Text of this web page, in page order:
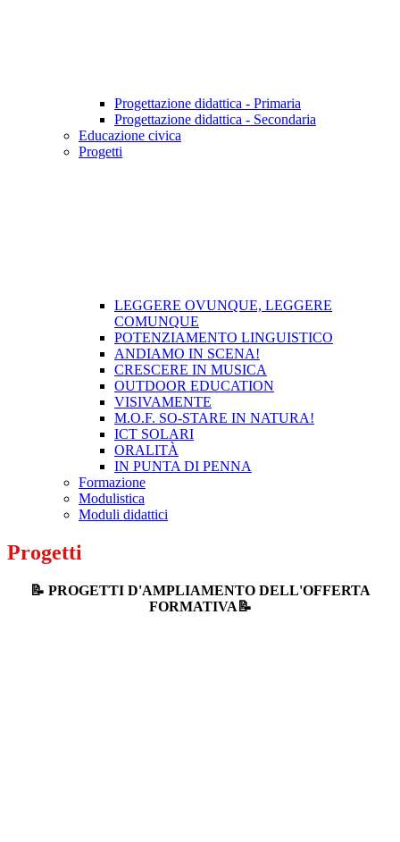
Progettazione didattica - Primaria
Progettazione didattica - Secondaria
Educazione civica
Progetti
LEGGERE OVUNQUE, LEGGERE
COMUNQUE
POTENZIAMENTO LINGUISTICO
ANDIAMO IN SCENA!
CRESCERE IN MUSICA
OUTDOOR EDUCATION
VISIVAMENTE
M.O.F. SO-STARE IN NATURA!
ICT SOLARI
ORALITÀ
IN PUNTA DI PENNA
Formazione
Modulistica
Moduli didattici
Progetti
📝 PROGETTI D'AMPLIAMENTO DELL'OFFERTA
FORMATIVA📝